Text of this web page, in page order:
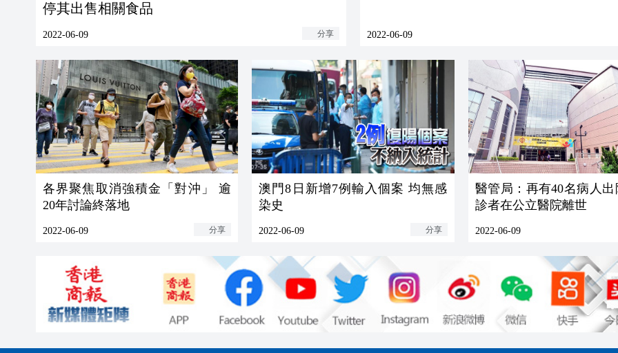
停其出售相關食品
2022-06-09 分享 2022-06-09
各界聚焦取消強積金「對沖」 逾
20年討論終落地
2022-06-09 分享
澳門8日新增7例輸入個案 均無感
染史
2022-06-09 分享
醫管局：再有40名病人
診者在公立醫院離世
2022-06-09